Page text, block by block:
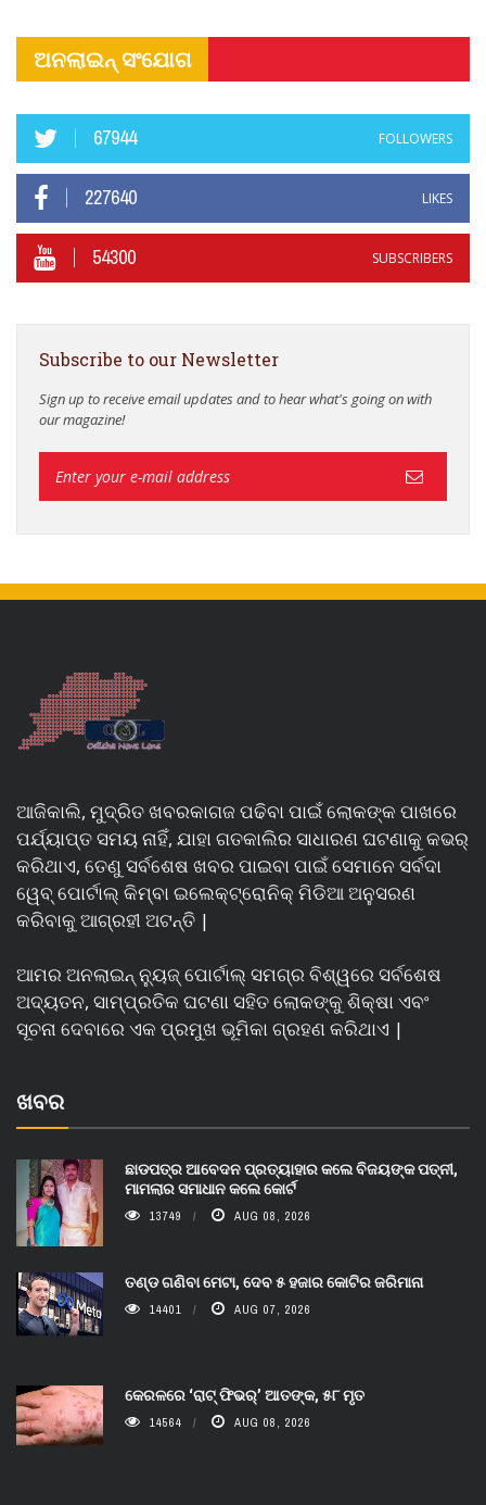
ଅନଲାଇନ୍ ସଂଯୋଗ
67944 FOLLOWERS
227640 LIKES
54300 SUBSCRIBERS
Subscribe to our Newsletter
Sign up to receive email updates and to hear what's going on with
our magazine!
ଆଜିକାଲି, ମୁଦ୍ରିତ ଖବରକାଗଜ ପଢିବା ପାଇଁ ଲୋକଙ୍କ ପାଖରେ
ପର୍ଯ୍ୟାପ୍ତ ସମୟ ନାହିଁ, ଯାହା ଗତକାଲିର ସାଧାରଣ ଘଟଣାକୁ କଭର୍
କରିଥାଏ, ତେଣୁ ସର୍ବଶେଷ ଖବର ପାଇବା ପାଇଁ ସେମାନେ ସର୍ବଦା
ୱେବ୍ ପୋର୍ଟାଲ୍ କିମ୍ବା ଇଲେକ୍ଟ୍ରୋନିକ୍ ମିଡିଆ ଅନୁସରଣ
କରିବାକୁ ଆଗ୍ରହୀ ଅଟନ୍ତି |
ଆମର ଅନଲାଇନ୍ ନ୍ୟୁଜ୍ ପୋର୍ଟାଲ୍ ସମଗ୍ର ବିଶ୍ୱରେ ସର୍ବଶେଷ
ଅଦ୍ୟତନ, ସାମ୍ପ୍ରତିକ ଘଟଣା ସହିତ ଲୋକଙ୍କୁ ଶିକ୍ଷା ଏବଂ
ସୂଚନା ଦେବାରେ ଏକ ପ୍ରମୁଖ ଭୂମିକା ଗ୍ରହଣ କରିଥାଏ |
ଖବର
ଛାଡପତ୍ର ଆବେଦନ ପ୍ରତ୍ୟାହାର କଲେ ବିଜୟଙ୍କ ପତ୍ନୀ,
ମାମଲାର ସମାଧାନ କଲେ କୋର୍ଟ
13749 AUG 08, 2026
ତଣ୍ଡ ଗଣିବା ମେଟା, ଦେବ ୫ ହଜାର କୋଟିର ଜରିମାନା
14401 AUG 07, 2026
କେରଳରେ ‘ରାଟ୍ ଫିଭର୍’ ଆତଙ୍କ, ୫୮ ମୃତ
14564 AUG 08, 2026